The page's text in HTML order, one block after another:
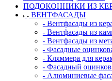
ПОДОКОННИКИ ИЗ
ВЕНТФАСАДЫ
- Вентфасады из
- Вентфасады из
- Вентфасады из
- Фасадные
- Кляммера для
- Фасадный
- Алюминиевые